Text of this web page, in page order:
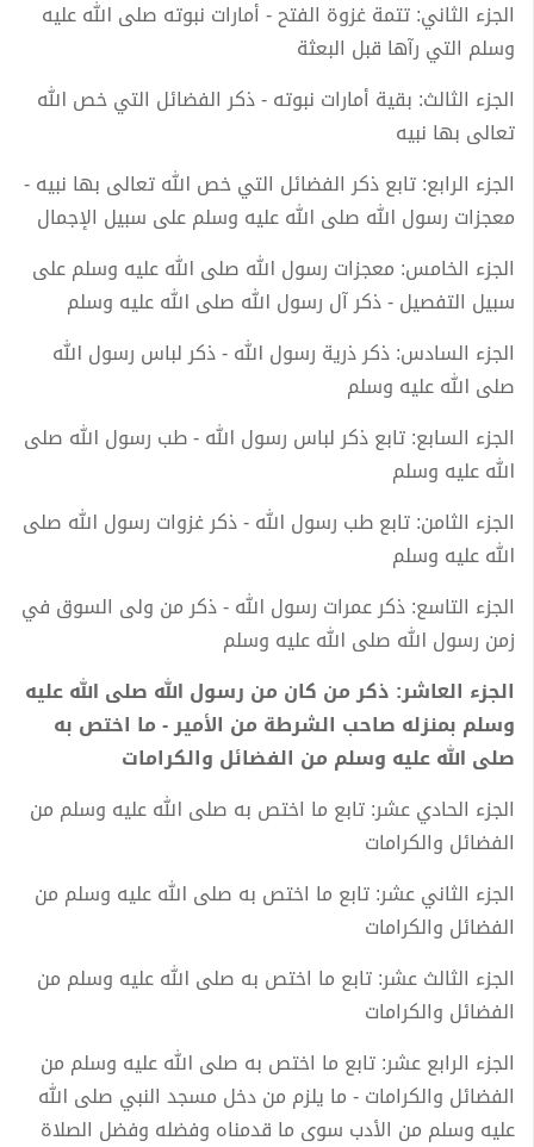
الجزء الثاني: تتمة غزوة الفتح - أمارات نبوته صلى الله عليه
وسلم التي رآها قبل البعثة
الجزء الثالث: بقية أمارات نبوته - ذكر الفضائل التي خص الله
تعالى بها نبيه
الجزء الرابع: تابع ذكر الفضائل التي خص الله تعالى بها نبيه -
معجزات رسول الله صلى الله عليه وسلم على سبيل الإجمال
الجزء الخامس: معجزات رسول الله صلى الله عليه وسلم على
سبيل التفصيل - ذكر آل رسول الله صلى الله عليه وسلم
الجزء السادس: ذكر ذرية رسول الله - ذكر لباس رسول الله
صلى الله عليه وسلم
الجزء السابع: تابع ذكر لباس رسول الله - طب رسول الله صلى
الله عليه وسلم
الجزء الثامن: تابع طب رسول الله - ذكر غزوات رسول الله صلى
الله عليه وسلم
الجزء التاسع: ذكر عمرات رسول الله - ذكر من ولى السوق في
زمن رسول الله صلى الله عليه وسلم
الجزء العاشر: ذكر من كان من رسول الله صلى الله عليه
وسلم بمنزله صاحب الشرطة من الأمير - ما اختص به
صلى الله عليه وسلم من الفضائل والكرامات
الجزء الحادي عشر: تابع ما اختص به صلى الله عليه وسلم من
الفضائل والكرامات
الجزء الثاني عشر: تابع ما اختص به صلى الله عليه وسلم من
الفضائل والكرامات
الجزء الثالث عشر: تابع ما اختص به صلى الله عليه وسلم من
الفضائل والكرامات
الجزء الرابع عشر: تابع ما اختص به صلى الله عليه وسلم من
الفضائل والكرامات - ما يلزم من دخل مسجد النبي صلى الله
عليه وسلم من الأدب سوى ما قدمناه وفضله وفضل الصلاة